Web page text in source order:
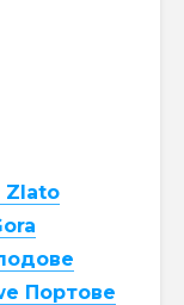
Zlato
Портове